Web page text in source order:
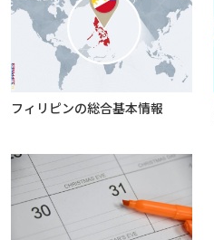
フィリピンの総合基本情報